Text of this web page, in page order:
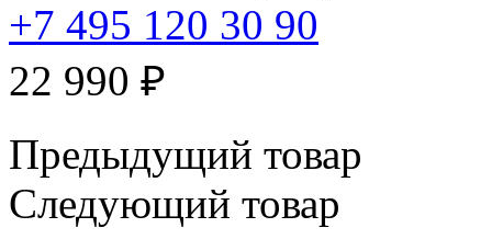
+7 495 120 30 90
22 990 ₽
Предыдущий товар
Следующий товар